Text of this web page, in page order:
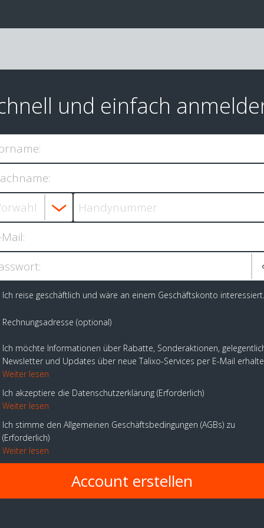
und einfach
Ich reise geschäftlich und wäre an einem Geschäftskonto interessiert.
Rechnungsadresse (optional)
Ich möchte Informationen über Rabatte, Sonderaktionen,
Newsletter und Updates über neue Talixo-Services per E-Mail
Weiter lesen
Ich akzeptiere die Datenschutzerklärung Erforderlich
Weiter lesen
Ich stimme den Allgemeinen Geschäftsbedingungen (AGBs) zu
Erforderlich
Weiter lesen